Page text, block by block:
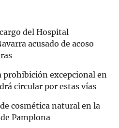
del Hospital
acusado de acoso
prohibición excepcional en
circular por estas vías
cosmética natural en la
Pamplona